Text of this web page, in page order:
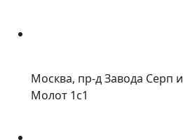
Москва, пр-д Завода Серп и
Молот 1с1